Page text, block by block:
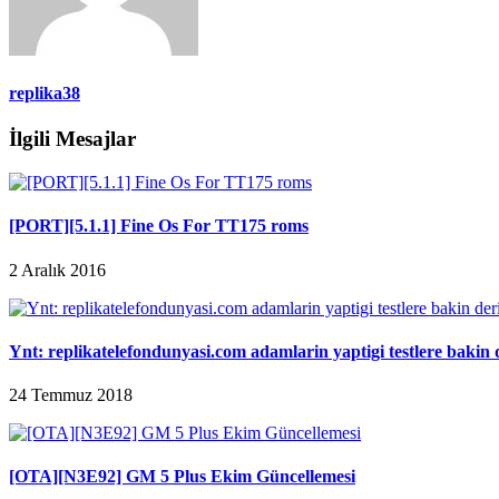
replika38
İlgili Mesajlar
[PORT][5.1.1] Fine Os For TT175 roms
2 Aralık 2016
Ynt: replikatelefondunyasi.com adamlarin yaptigi testlere bakin
24 Temmuz 2018
[OTA][N3E92] GM 5 Plus Ekim Güncellemesi